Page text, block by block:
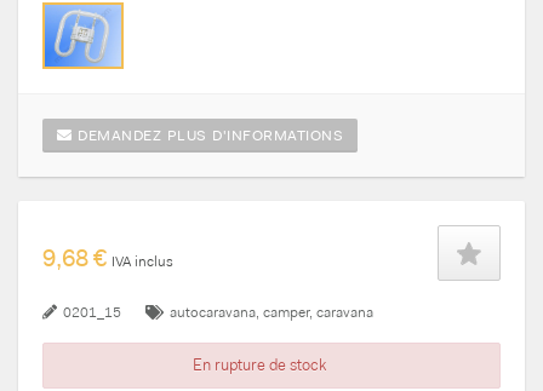
DEMANDEZ PLUS D'INFORMATIONS
9,68 € IVA inclus
0201_15 autocaravana camper caravana
En rupture de stock